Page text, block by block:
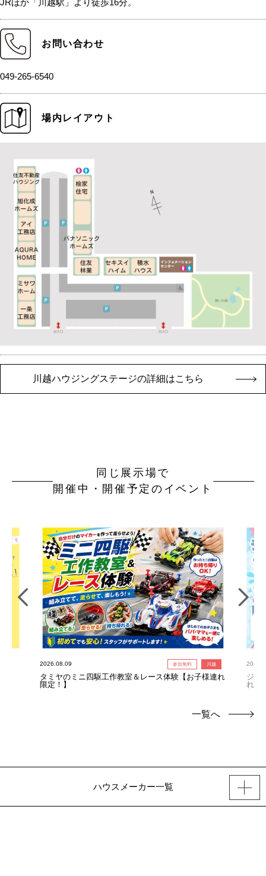
お問い合わせ
049-265-6540
場内レイアウト
川越ハウジングステージの詳細はこちら
同じ展示場で
開催中・開催予定のイベント
2026.08.09 参加無料 川越
タミヤのミニ四駆工作教室＆レース体験【お子様連れ
限定！】
ジャ
れ限
一覧へ
ハウスメーカー一覧